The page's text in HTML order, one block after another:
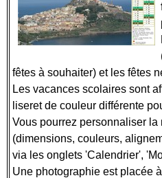
fêtes à souhaiter) et les fêtes
Les vacances scolaires sont
liseret de couleur différente
Vous pourrez personnaliser
(dimensions, couleurs,
via les onglets 'Calendrier',
Une photographie est placée